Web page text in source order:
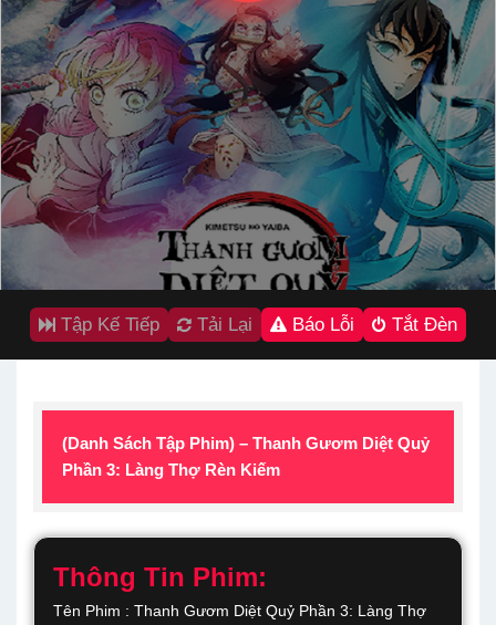
Tập Kế Tiếp Tải Lại Báo Lỗi Tắt Đèn
(Danh Sách Tập Phim) – Thanh Gươm Diệt Quỷ
Phần 3: Làng Thợ Rèn Kiếm
Thông Tin Phim:
Tên Phim : Thanh Gươm Diệt Quỷ Phần 3: Làng Thợ